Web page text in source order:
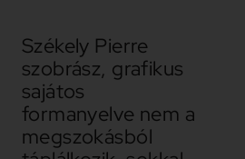
Székely Pierre
szobrász, grafikus
sajátos
formanyelve nem a
megszokásból